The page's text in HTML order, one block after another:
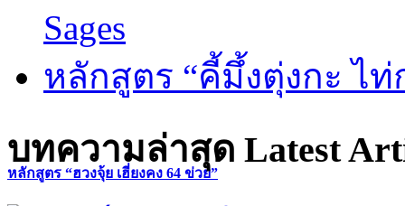
หลักสูตร “ฮวงจุ้ย เฮี่ยงคง 64 ข่วย”
Sages
หลักสูตร “คี้มึ้งตุ่งกะ ไ
บทความล่าสุด Latest